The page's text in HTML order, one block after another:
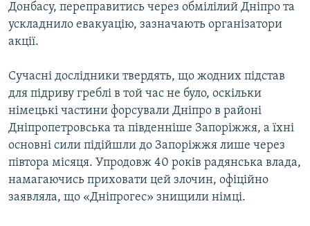
Донбасу, переправитись через обмілілий Дніпро та
ускладнило евакуацію, зазначають організатори
акції.
Сучасні дослідники твердять, що жодних підстав
для підриву греблі в той час не було, оскільки
німецькі частини форсували Дніпро в районі
Дніпропетровська та південніше Запоріжжя, а їхні
основні сили підійшли до Запоріжжя лише через
півтора місяця. Упродовж 40 років радянська влада,
намагаючись приховати цей злочин, офіційно
заявляла, що «Дніпрогес» знищили німці.